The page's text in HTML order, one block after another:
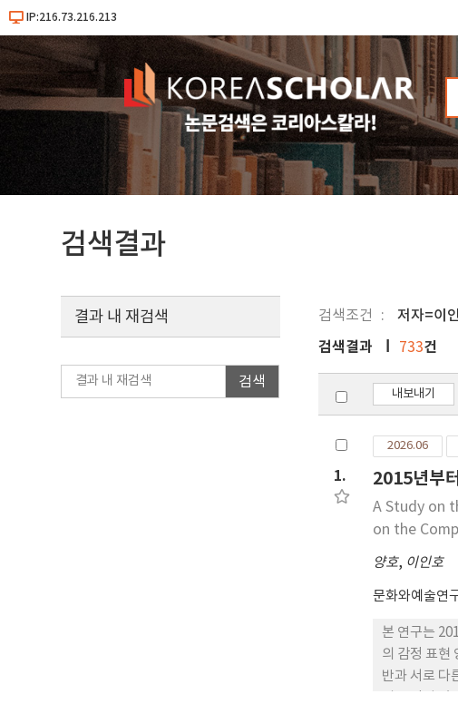
IP:216.73.216.213
검색결과
검색조건 저자=이인
결과 내 재검색
검색
검색결과 733건
내보내기
1.
2026.06
2015년부
A Study on
on the
양호, 이인호
문화와예술연
본 연구는
의 감정 표현
반과 서로 다